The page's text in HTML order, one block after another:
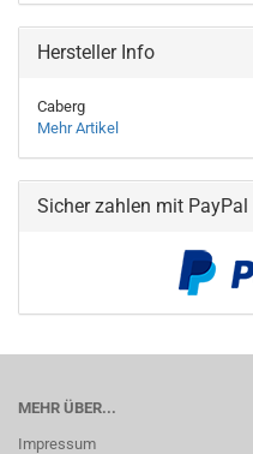
Hersteller Info
Caberg
Mehr Artikel
Sicher zahlen mit PayPal
MEHR ÜBER...
Impressum